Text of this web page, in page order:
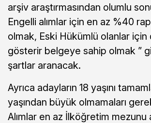
arşiv araştırmasından olumlu
Engelli alımlar için en az %40
olmak, Eski Hükümlü olanlar için
gösterir belgeye sahip olmak ”
şartlar aranacak.
Ayrıca adayların 18 yaşını
yaşından büyük olmamaları
Alımlar en az İlköğretim mezunu